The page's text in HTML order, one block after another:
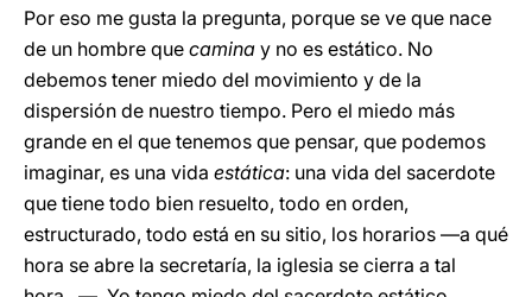
Por eso me gusta la pregunta, porque se ve que nace
de un hombre que camina y no es estático. No
debemos tener miedo del movimiento y de la
dispersión de nuestro tiempo. Pero el miedo más
grande en el que tenemos que pensar, que podemos
imaginar, es una vida estática: una vida del sacerdote
que tiene todo bien resuelto, todo en orden,
estructurado, todo está en su sitio, los horarios —a qué
hora se abre la secretaría, la iglesia se cierra a tal